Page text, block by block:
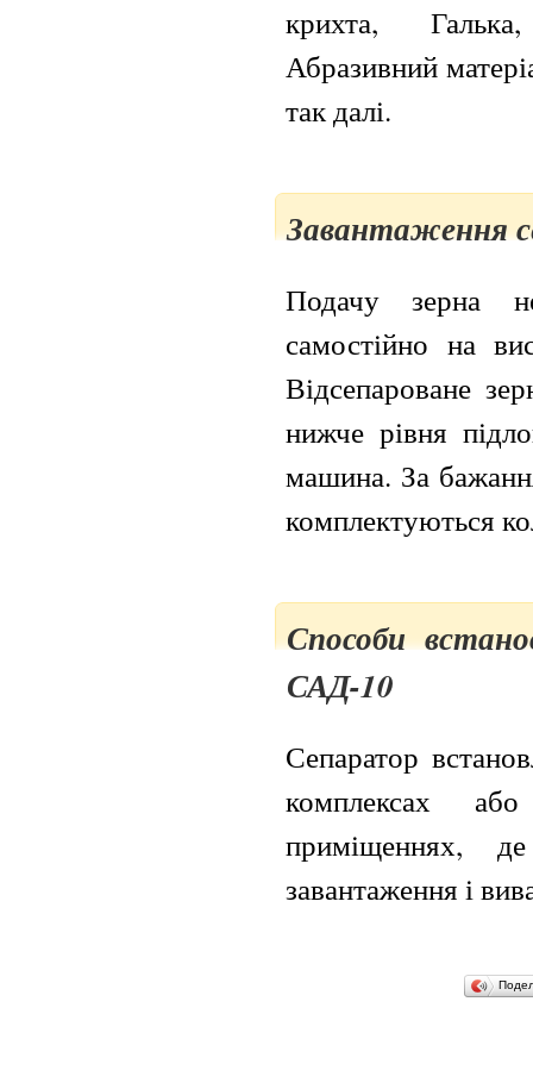
крихта,
Абразивний
так далі.
Завантаження
Подачу зерна
самостійно на
Відсепароване
нижче рівня
машина. За
комплектуються
Способи
САД-10
Сепаратор
комплексах
приміщеннях,
завантаження і